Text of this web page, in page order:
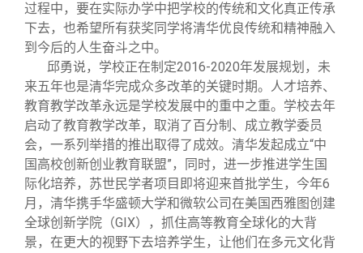
过程中，要在实际办学中把学校的传统和文化真正传承
下去，也希望所有获奖同学将清华优良传统和精神融入
到今后的人生奋斗之中。
邱勇说，学校正在制定2016-2020年发展规划，未
来五年也是清华完成众多改革的关键时期。人才培养、
教育教学改革永远是学校发展中的重中之重。学校去年
启动了教育教学改革，取消了百分制、成立教学委员
会，一系列举措的推出取得了成效。清华发起成立“中
国高校创新创业教育联盟”，同时，进一步推进学生国
际化培养，苏世民学者项目即将迎来首批学生，今年6
月，清华携手华盛顿大学和微软公司在美国西雅图创建
全球创新学院（GIX），抓住高等教育全球化的大背
景，在更大的视野下去培养学生，让他们在多元文化背